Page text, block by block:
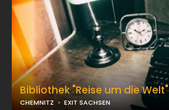
Bibliothek "Reise um die Welt"
CHEMNITZ EXIT SACHSEN